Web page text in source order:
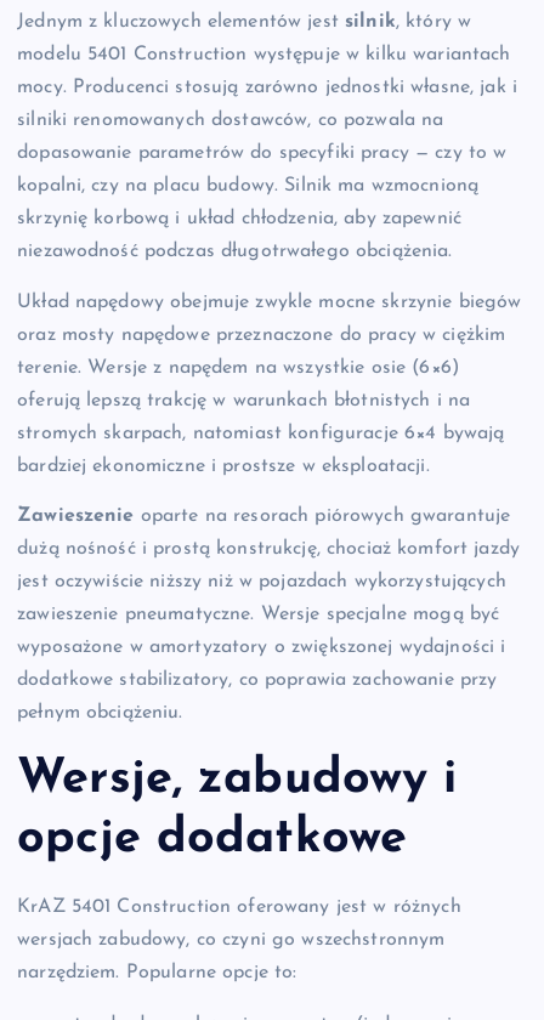
Jednym z kluczowych elementów jest silnik, który w
modelu 5401 Construction występuje w kilku wariantach
mocy. Producenci stosują zarówno jednostki własne, jak i
silniki renomowanych dostawców, co pozwala na
dopasowanie parametrów do specyfiki pracy — czy to w
kopalni, czy na placu budowy. Silnik ma wzmocnioną
skrzynię korbową i układ chłodzenia, aby zapewnić
niezawodność podczas długotrwałego obciążenia.
Układ napędowy obejmuje zwykle mocne skrzynie biegów
oraz mosty napędowe przeznaczone do pracy w ciężkim
terenie. Wersje z napędem na wszystkie osie (6×6)
oferują lepszą trakcję w warunkach błotnistych i na
stromych skarpach, natomiast konfiguracje 6×4 bywają
bardziej ekonomiczne i prostsze w eksploatacji.
Zawieszenie oparte na resorach piórowych gwarantuje
dużą nośność i prostą konstrukcję, chociaż komfort jazdy
jest oczywiście niższy niż w pojazdach wykorzystujących
zawieszenie pneumatyczne. Wersje specjalne mogą być
wyposażone w amortyzatory o zwiększonej wydajności i
dodatkowe stabilizatory, co poprawia zachowanie przy
pełnym obciążeniu.
Wersje, zabudowy i
opcje dodatkowe
KrAZ 5401 Construction oferowany jest w różnych
wersjach zabudowy, co czyni go wszechstronnym
narzędziem. Popularne opcje to: